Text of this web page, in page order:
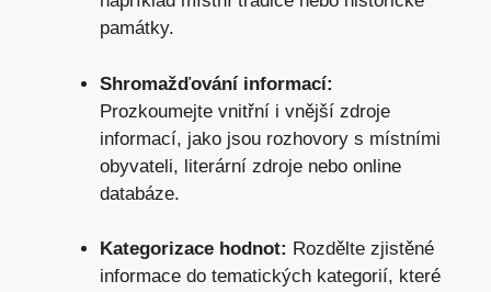
památky.
Shromažďování informací:
Prozkoumejte vnitřní i vnější zdroje
informací, jako jsou rozhovory s místními
obyvateli, literární zdroje nebo online
databáze.
Kategorizace hodnot: Rozdělte zjistěné
informace do tematických kategorií, které